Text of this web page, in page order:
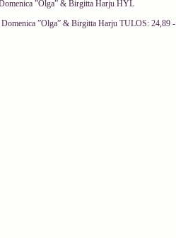
”Olga” & Birgitta Harju HYL
”Olga” & Birgitta Harju TULOS: 24,89 -